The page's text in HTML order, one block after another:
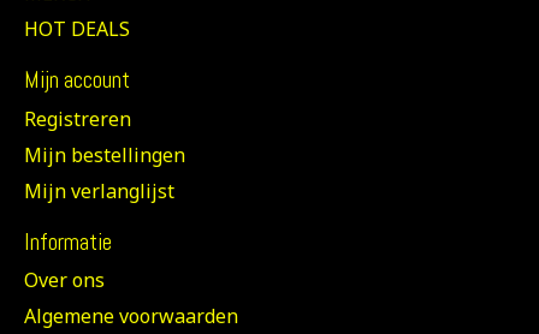
HOT DEALS
Mijn account
Registreren
Mijn bestellingen
Mijn verlanglijst
Informatie
Over ons
Algemene voorwaarden